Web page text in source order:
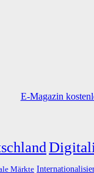
E-Magazin
Märkte